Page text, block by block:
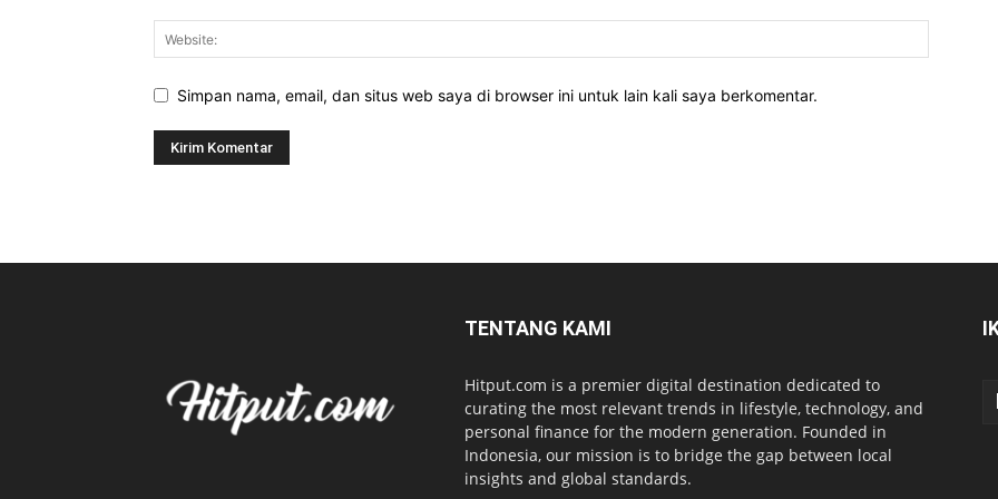
Simpan nama, email, dan situs web saya di browser ini untuk lain kali saya berkomentar.
TENTANG KAMI
Hitput.com is a premier digital destination dedicated to
curating the most relevant trends in lifestyle, technology, and
personal finance for the modern generation. Founded in
Indonesia, our mission is to bridge the gap between local
insights and global standards.